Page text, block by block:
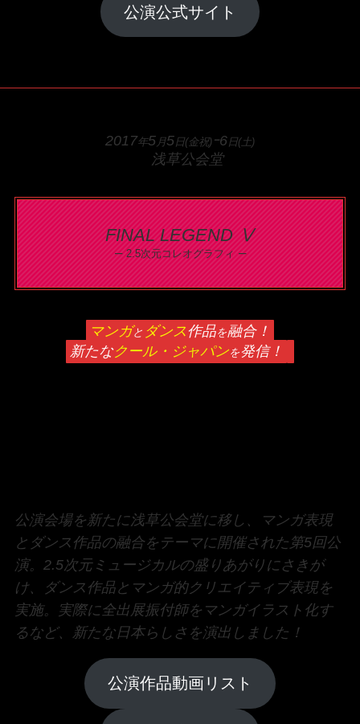
公演公式サイト
2017年5 月5日(金祝) ｰ6日(土)
浅草公会堂
FINAL LEGEND Ⅴ
–2.5次元コレオグラフィ–
マンガと ダンス作品を融合！
新たなクール・ジャパンを発信！
公演会場を新たに浅草公会堂に移し、マンガ表現
とダンス作品の融合をテーマに開催された第5回公
演。2.5次元ミュージカルの盛りあがりにさきが
け、ダンス作品とマンガ的クリエイティブ表現を
実施。実際に全出展振付師をマンガイラスト化す
るなど、新たな日本らしさを演出しました！
公演作品動画リスト